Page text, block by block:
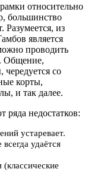
относительно
большинство
Разумеется, из
является
проводить
Общение,
со
корты,
и так далее.
ряда недостатков:
устаревает.
удаётся